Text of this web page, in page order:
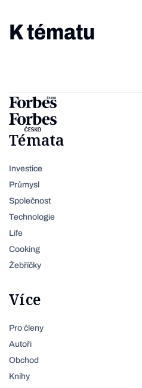
K tématu
Témata
Investice
Průmysl
Společnost
Technologie
Life
Cooking
Žebříčky
Více
Pro členy
Autoři
Obchod
Knihy